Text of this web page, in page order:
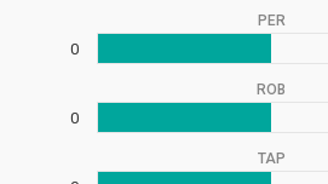
PER
0
ROB
0
TAP